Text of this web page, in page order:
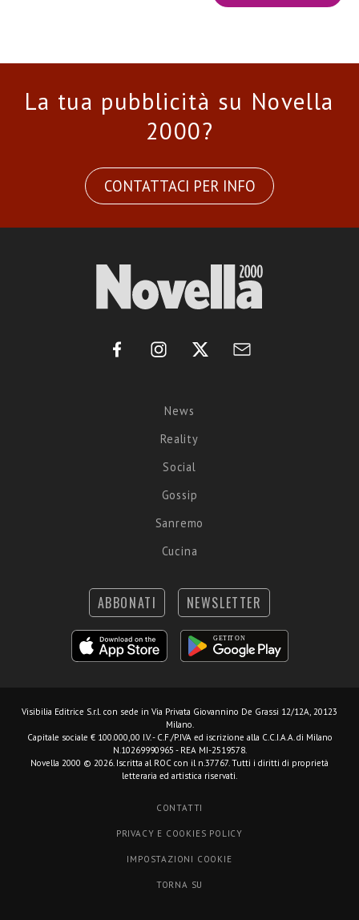
La tua pubblicità su Novella
2000?
CONTATTACI PER INFO
News
Reality
Social
Gossip
Sanremo
Cucina
ABBONATI NEWSLETTER
Visibilia Editrice S.r.l. con sede in Via Privata Giovannino De Grassi 12/12A, 20123
Milano.
Capitale sociale € 100.000,00 I.V. - C.F./P.IVA ed iscrizione alla C.C.I.A.A. di Milano
N.10269990965 - REA MI-2519578.
Novella 2000 © 2026. Iscritta al ROC con il n.37767. Tutti i diritti di proprietà
letteraria ed artistica riservati.
CONTATTI
PRIVACY E COOKIES POLICY
IMPOSTAZIONI COOKIE
TORNA SU